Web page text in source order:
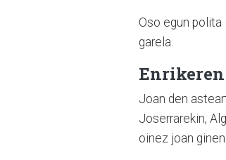
Oso egun polita
garela.
Joan den
Joserrarekin,
oinez joan